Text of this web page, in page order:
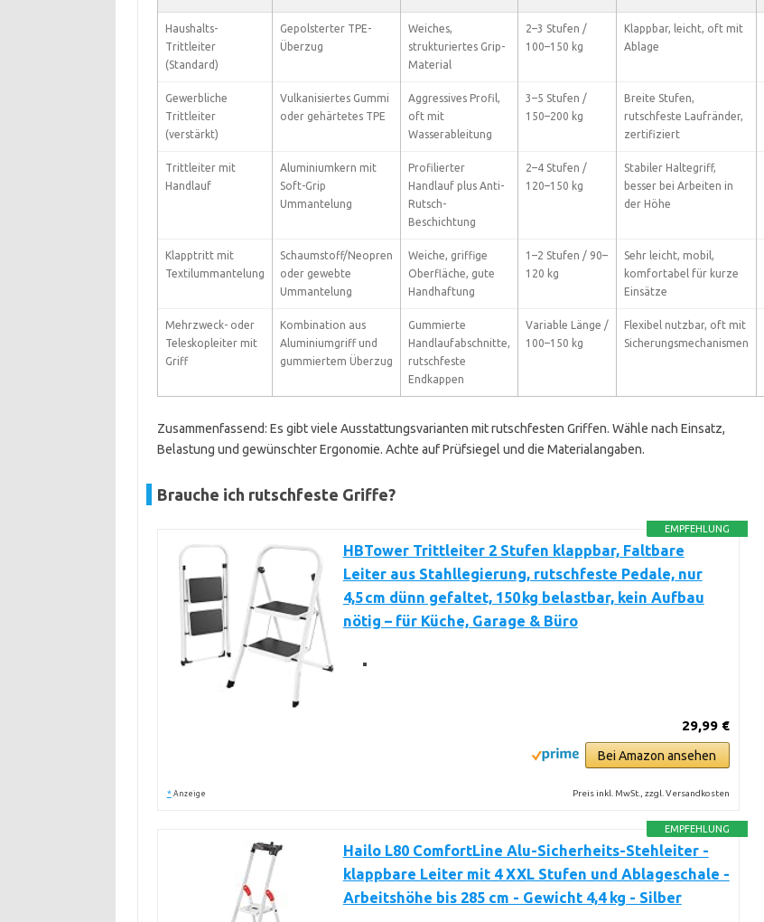
Haushalts-
Trittleiter
(Standard)
Gepolsterter TPE-
Überzug
Weiches,
strukturiertes Grip-
Material
2–3 Stufen /
100–150 kg
Klappbar, leicht, oft mit
Ablage
Gewerbliche
Trittleiter
(verstärkt)
Vulkanisiertes Gummi
oder gehärtetes TPE
Aggressives Profil,
oft mit
Wasserableitung
3–5 Stufen /
150–200 kg
Breite Stufen,
rutschfeste Laufränder,
zertifiziert
Trittleiter mit
Handlauf
Aluminiumkern mit
Soft-Grip
Ummantelung
Profilierter
Handlauf plus Anti-
Rutsch-
Beschichtung
2–4 Stufen /
120–150 kg
Stabiler Haltegriff,
besser bei Arbeiten in
der Höhe
Klapptritt mit
Textilummantelung
Schaumstoff/Neopren
oder gewebte
Ummantelung
Weiche, griffige
Oberfläche, gute
Handhaftung
1–2 Stufen / 90–
120 kg
Sehr leicht, mobil,
komfortabel für kurze
Einsätze
Mehrzweck- oder
Teleskopleiter mit
Griff
Kombination aus
Aluminiumgriff und
gummiertem Überzug
Gummierte
Handlaufabschnitte,
rutschfeste
Endkappen
Variable Länge /
100–150 kg
Flexibel nutzbar, oft mit
Sicherungsmechanismen
Zusammenfassend: Es gibt viele Ausstattungsvarianten mit rutschfesten Griffen. Wähle nach Einsatz,
Belastung und gewünschter Ergonomie. Achte auf Prüfsiegel und die Materialangaben.
Brauche ich rutschfeste Griffe?
EMPFEHLUNG
HBTower Trittleiter 2 Stufen klappbar, Faltbare
Leiter aus Stahllegierung, rutschfeste Pedale, nur
4,5 cm dünn gefaltet, 150 kg belastbar, kein Aufbau
nötig – für Küche, Garage & Büro
29,99 €
Bei Amazon ansehen
* Anzeige Preis inkl. MwSt., zzgl. Versandkosten
EMPFEHLUNG
Hailo L80 ComfortLine Alu-Sicherheits-Stehleiter -
klappbare Leiter mit 4 XXL Stufen und Ablageschale -
Arbeitshöhe bis 285 cm - Gewicht 4,4 kg - Silber